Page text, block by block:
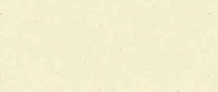
チーム10【包括的リハビリテーションコンサルテーション
チーム12【こどもの食育支援チーム】